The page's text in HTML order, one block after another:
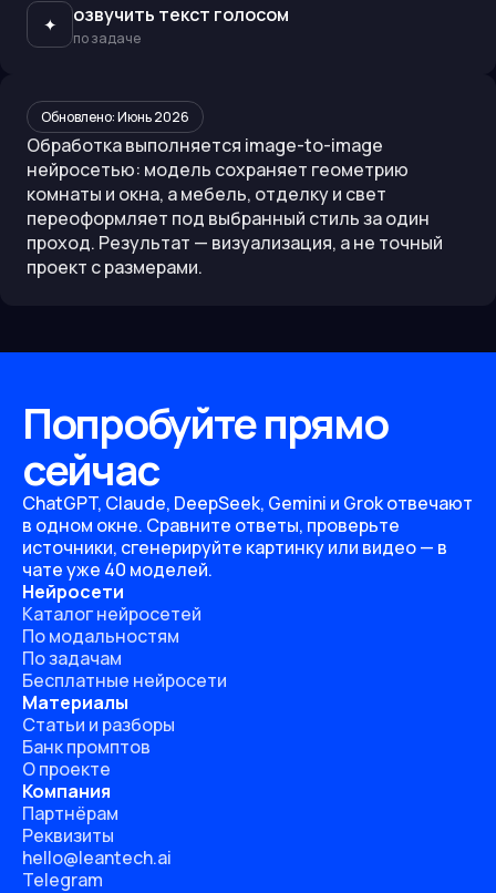
✦ озвучить текст голосом
по задаче
Обновлено:Июнь 2026
Обработка выполняется image-to-image
нейросетью: модель сохраняет геометрию
комнаты и окна, а мебель, отделку и свет
переоформляет под выбранный стиль за один
проход. Результат — визуализация, а не точный
проект с размерами.
Попробуйте прямо
сейчас
ChatGPT, Claude, DeepSeek, Gemini и Grok отвечают
в одном окне. Сравните ответы, проверьте
источники, сгенерируйте картинку или видео — в
чате уже 40 моделей.
Нейросети
Каталог нейросетей
По модальностям
По задачам
Бесплатные нейросети
Материалы
Статьи и разборы
Банк промптов
О проекте
Компания
Партнёрам
Реквизиты
hello@leantech.ai
Telegram